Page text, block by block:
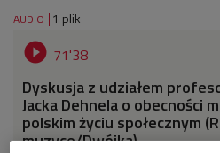
AUDIO 1 plik
 71'38
Dyskusja z udziałem
Jacka Dehnela o obecności
polskim życiu społecznym
muzyce/Dwójka)